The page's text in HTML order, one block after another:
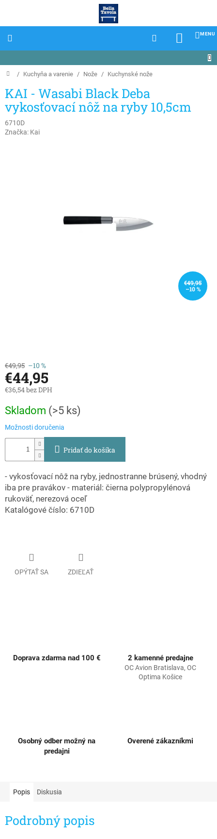
Domov
/ Kuchyňa a varenie / Nože / Kuchynské nože
KAI - Wasabi Black Deba
vykosťovací nôž na ryby 10,5cm
6710D
Značka: Kai
€49,95
–10 %
€49,95 –10 %
€44,95
€36,54 bez DPH
cena:
Skladom (>5 ks)
Možnosti doručenia
Pridať do košíka
- vykosťovací nôž na ryby, jednostranne brúsený, vhodný
iba pre pravákov - materiál: čierna polypropylénová
rukoväť, nerezová oceľ
Katalógové číslo: 6710D
OPÝTAŤ SA ZDIEĽAŤ
Doprava zdarma nad 100 € 2 kamenné predajne
OC Avion Bratislava, OC
Optima Košice
Osobný odber možný na
predajni
Overené zákazníkmi
Popis Diskusia
Podrobný popis